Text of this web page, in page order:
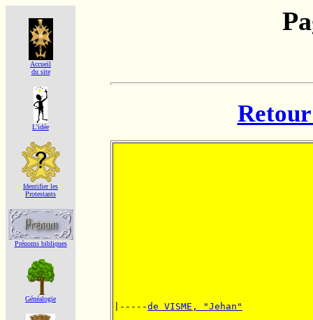
Accueil
du site
L'idée
Identifier les
Protestants
Prénoms bibliques
Généalogie
|-----de VISME, "Jehan"